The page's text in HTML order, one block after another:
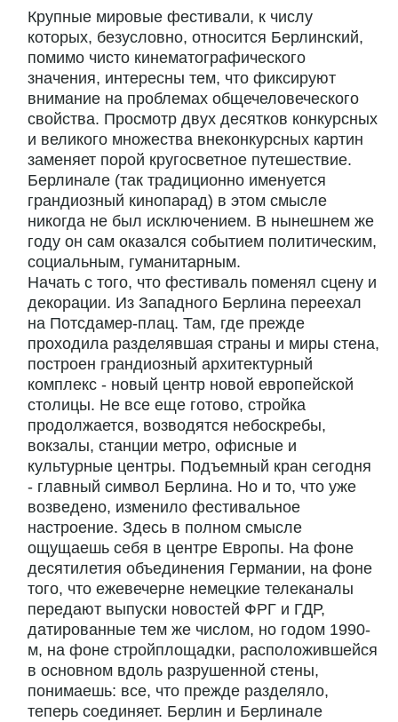
Крупные мировые фестивали, к числу
которых, безусловно, относится Берлинский,
помимо чисто кинематографического
значения, интересны тем, что фиксируют
внимание на проблемах общечеловеческого
свойства. Просмотр двух десятков конкурсных
и великого множества внеконкурсных картин
заменяет порой кругосветное путешествие.
Берлинале (так традиционно именуется
грандиозный кинопарад) в этом смысле
никогда не был исключением. В нынешнем же
году он сам оказался событием политическим,
социальным, гуманитарным.
Начать с того, что фестиваль поменял сцену и
декорации. Из Западного Берлина переехал
на Потсдамер-плац. Там, где прежде
проходила разделявшая страны и миры стена,
построен грандиозный архитектурный
комплекс - новый центр новой европейской
столицы. Не все еще готово, стройка
продолжается, возводятся небоскребы,
вокзалы, станции метро, офисные и
культурные центры. Подъемный кран сегодня
- главный символ Берлина. Но и то, что уже
возведено, изменило фестивальное
настроение. Здесь в полном смысле
ощущаешь себя в центре Европы. На фоне
десятилетия объединения Германии, на фоне
того, что ежевечерне немецкие телеканалы
передают выпуски новостей ФРГ и ГДР,
датированные тем же числом, но годом 1990-
м, на фоне стройплощадки, расположившейся
в основном вдоль разрушенной стены,
понимаешь: все, что прежде разделяло,
теперь соединяет. Берлин и Берлинале